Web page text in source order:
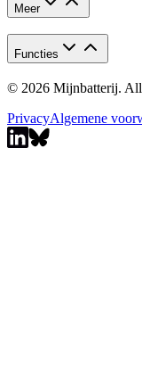
Meer
Functies
© 2026 Mijnbatterij.
PrivacyAlgemene